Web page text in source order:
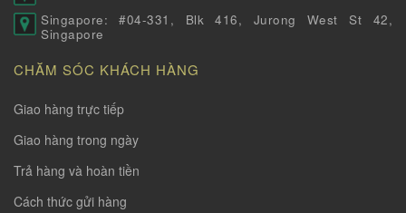
Singapore: #04-331, Blk 416, Jurong West St 42,
Singapore
CHĂM SÓC KHÁCH HÀNG
Giao hàng trực tiếp
Giao hàng trong ngày
Trả hàng và hoàn tiền
Cách thức gửi hàng